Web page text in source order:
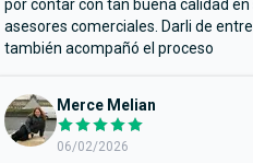
por contar con tan buena calidad en
asesores comerciales. Darli de
también acompañó el proceso
Merce Melian
06/02/2026